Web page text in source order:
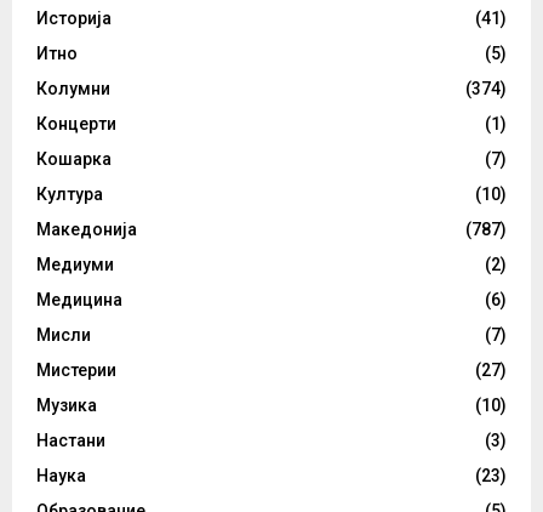
Историја
(41)
Итно
(5)
Колумни
(374)
Концерти
(1)
Кошарка
(7)
Култура
(10)
Македонија
(787)
Медиуми
(2)
Медицина
(6)
Мисли
(7)
Мистерии
(27)
Музика
(10)
Настани
(3)
Наука
(23)